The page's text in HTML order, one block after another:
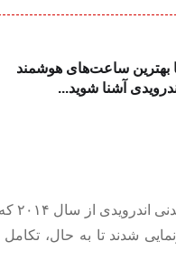
بهترین ساعت‌های هوشمند
آشنا شوید...
گجت‌های
شدند تا به حال،